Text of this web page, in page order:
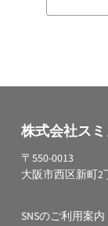
株式会社ス
〒550-0013
大阪市西区新町2
SNSのご利用案内